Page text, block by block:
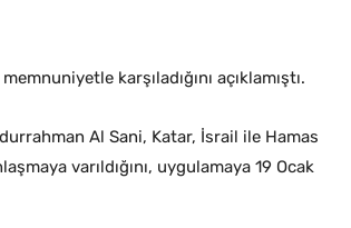
karşıladığını açıklamıştı.
Al Sani, Katar, İsrail ile Hamas
varıldığını, uygulamaya 19 Ocak